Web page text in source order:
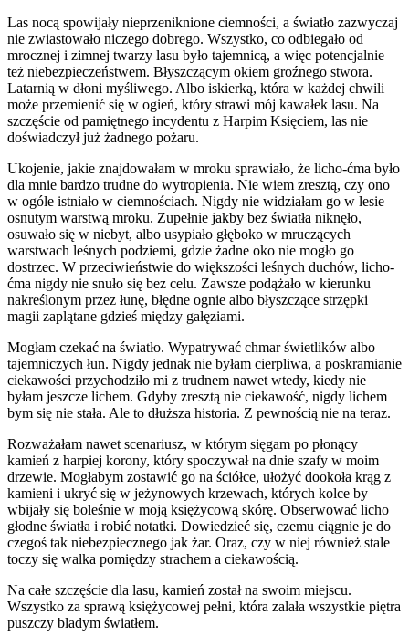
Las nocą spowijały nieprzeniknione ciemności, a światło zazwyczaj
nie zwiastowało niczego dobrego. Wszystko, co odbiegało od
mrocznej i zimnej twarzy lasu było tajemnicą, a więc potencjalnie
też niebezpieczeństwem. Błyszczącym okiem groźnego stwora.
Latarnią w dłoni myśliwego. Albo iskierką, która w każdej chwili
może przemienić się w ogień, który strawi mój kawałek lasu. Na
szczęście od pamiętnego incydentu z Harpim Księciem, las nie
doświadczył już żadnego pożaru.
Ukojenie, jakie znajdowałam w mroku sprawiało, że licho-ćma było
dla mnie bardzo trudne do wytropienia. Nie wiem zresztą, czy ono
w ogóle istniało w ciemnościach. Nigdy nie widziałam go w lesie
osnutym warstwą mroku. Zupełnie jakby bez światła niknęło,
osuwało się w niebyt, albo usypiało głęboko w mruczących
warstwach leśnych podziemi, gdzie żadne oko nie mogło go
dostrzec. W przeciwieństwie do większości leśnych duchów, licho-
ćma nigdy nie snuło się bez celu. Zawsze podążało w kierunku
nakreślonym przez łunę, błędne ognie albo błyszczące strzępki
magii zaplątane gdzieś między gałęziami.
Mogłam czekać na światło. Wypatrywać chmar świetlików albo
tajemniczych łun. Nigdy jednak nie byłam cierpliwa, a poskramianie
ciekawości przychodziło mi z trudnem nawet wtedy, kiedy nie
byłam jeszcze lichem. Gdyby zresztą nie ciekawość, nigdy lichem
bym się nie stała. Ale to dłuższa historia. Z pewnością nie na teraz.
Rozważałam nawet scenariusz, w którym sięgam po płonący
kamień z harpiej korony, który spoczywał na dnie szafy w moim
drzewie. Mogłabym zostawić go na ściółce, ułożyć dookoła krąg z
kamieni i ukryć się w jeżynowych krzewach, których kolce by
wbijały się boleśnie w moją księżycową skórę. Obserwować licho
głodne światła i robić notatki. Dowiedzieć się, czemu ciągnie je do
czegoś tak niebezpiecznego jak żar. Oraz, czy w niej również stale
toczy się walka pomiędzy strachem a ciekawością.
Na całe szczęście dla lasu, kamień został na swoim miejscu.
Wszystko za sprawą księżycowej pełni, która zalała wszystkie piętra
puszczy bladym światłem.